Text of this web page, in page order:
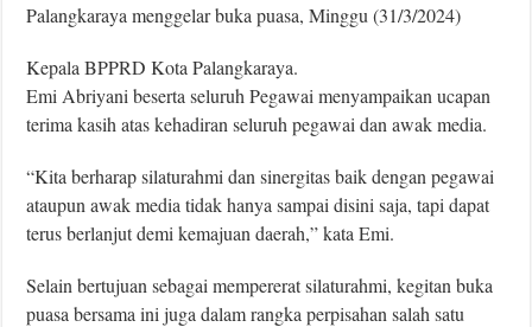
Palangkaraya menggelar buka puasa, Minggu (31/3/2024)
Kepala BPPRD Kota Palangkaraya.
Emi Abriyani beserta seluruh Pegawai menyampaikan ucapan
terima kasih atas kehadiran seluruh pegawai dan awak media.
“Kita berharap silaturahmi dan sinergitas baik dengan pegawai
ataupun awak media tidak hanya sampai disini saja, tapi dapat
terus berlanjut demi kemajuan daerah,” kata Emi.
Selain bertujuan sebagai mempererat silaturahmi, kegitan buka
puasa bersama ini juga dalam rangka perpisahan salah satu